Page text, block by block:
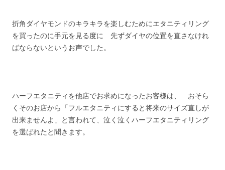
折角ダイヤモンドのキラキラを楽しむためにエタニティリング
を買ったのに手元を見る度に 先ずダイヤの位置を直さなけれ
ばならないというお声でした。
ハーフエタニティを他店でお求めになったお客様は、 おそら
くそのお店から「フルエタニティにすると将来のサイズ直しが
出来ませんよ」と言われて、泣く泣くハーフエタニティリング
を選ばれたと聞きます。